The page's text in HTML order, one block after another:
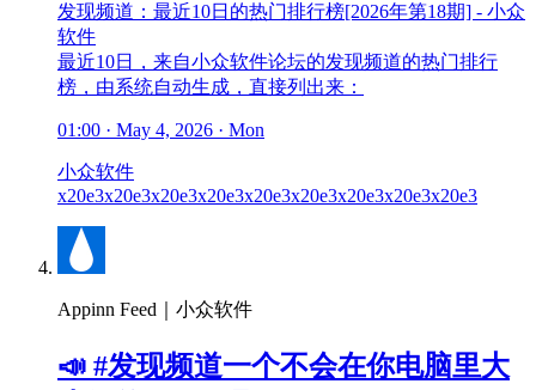
发现频道：最近10日的热门排行榜[2026年第18期] - 小众
软件
最近10日，来自小众软件论坛的发现频道的热门排行
榜，由系统自动生成，直接列出来：
01:00 · May 4, 2026 · Mon
小众软件
x20e3x20e3x20e3x20e3x20e3x20e3x20e3x20e3x20e3
Appinn Feed｜小众软件
📣 #发现频道一个不会在你电脑里大